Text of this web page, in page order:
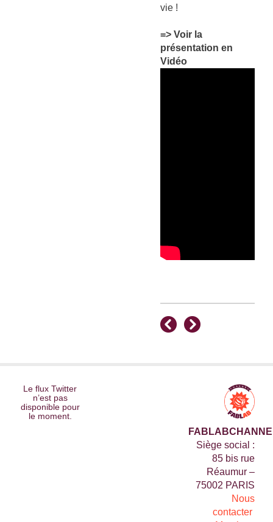
vie !
=> Voir la
présentation en
Vidéo
Le flux Twitter
n’est pas
disponible pour
le moment.
Siège social :
85 bis rue
Réaumur –
75002 PARIS
Nous
contacter